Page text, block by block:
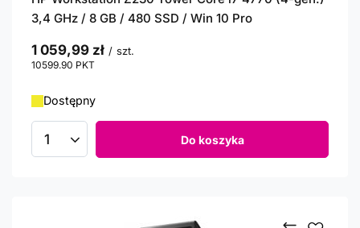
3,4 GHz / 8 GB / 480 SSD / Win 10 Pro
1 059,99 zł / szt.
10599.90 PKT
Dostępny
Ilość produktów Do koszyka